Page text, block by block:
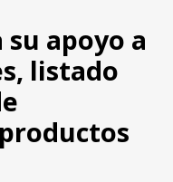
apoyo a
listado